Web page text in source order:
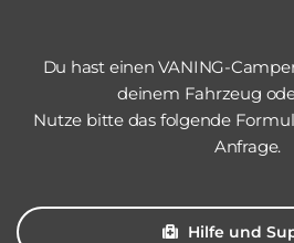
Du hast einen VANING-
deinem Fahrzeug
Nutze bitte das folgende
Anfrage.
Hilfe und